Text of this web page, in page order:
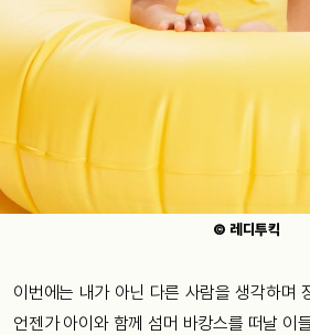
© 레디투킥
이번에는 내가 아닌 다른 사람을 생각하며
언젠가 아이와 함께 섬머 바캉스를 떠날 이